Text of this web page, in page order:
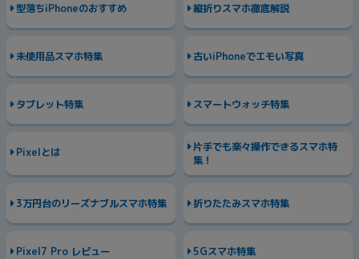
型落ちiPhoneのおすすめ 縦折りスマホ徹底解説
未使用品スマホ特集 古いiPhoneでエモい写真
タブレット特集 スマートウォッチ特集
Pixelとは 片手でも楽々操作できるスマホ特
集！
3万円台のリーズナブルスマホ特集 折りたたみスマホ特集
Pixel7 Pro レビュー 5Gスマホ特集